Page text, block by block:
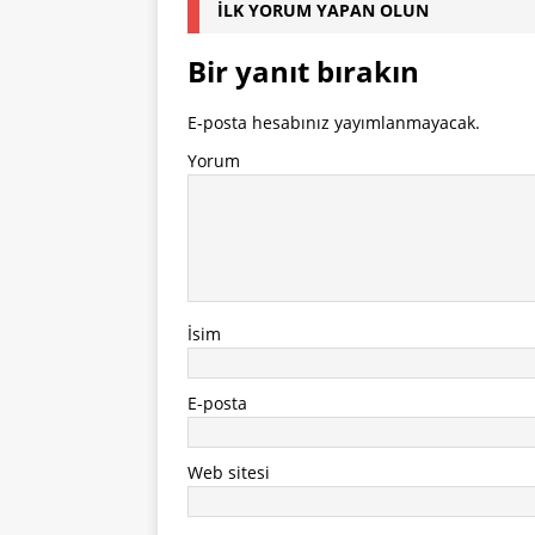
İLK YORUM YAPAN OLUN
Bir yanıt bırakın
E-posta hesabınız yayımlanmayacak.
Yorum
İsim
E-posta
Web sitesi